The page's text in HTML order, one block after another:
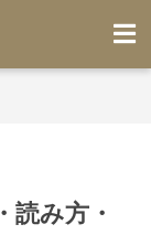
読み方・